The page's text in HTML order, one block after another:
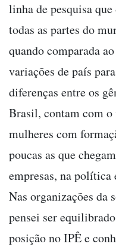
linha de pesquisa
todas as partes do
quando comparada
variações de país
diferenças entre os
Brasil, contam com o
mulheres com
poucas as que
empresas, na política
Nas organizações da
pensei ser
posição no IPÊ e